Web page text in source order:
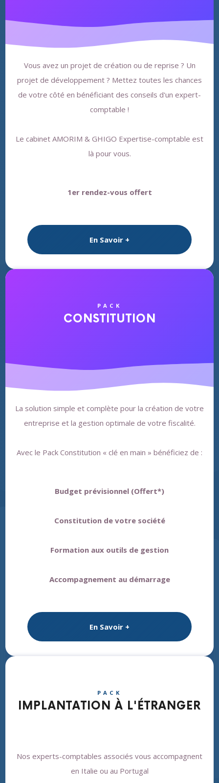
Vous avez un projet de création ou de reprise ? Un
projet de développement ? Mettez toutes les chances
de votre côté en bénéficiant des conseils d'un expert-
comptable !
Le cabinet AMORIM & GHIGO Expertise-comptable est
là pour vous.
1er rendez-vous offert
En Savoir +
PACK
CONSTITUTION
La solution simple et complète pour la création de votre
entreprise et la gestion optimale de votre fiscalité.
Avec le Pack Constitution « clé en main » bénéficiez de :
Budget prévisionnel (Offert*)
Constitution de votre société
Formation aux outils de gestion
Accompagnement au démarrage
En Savoir +
PACK
IMPLANTATION À L'ÉTRANGER
Nos experts-comptables associés vous accompagnent
en Italie ou au Portugal